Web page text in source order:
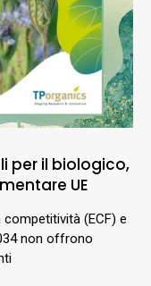
per il biologico,
UE
(ECF) e
non offrono